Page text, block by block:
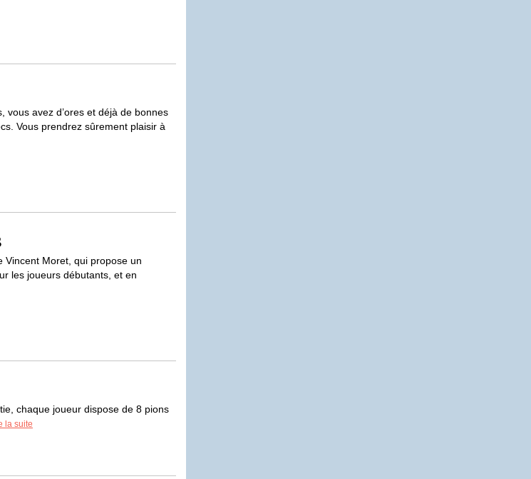
vous avez d’ores et déjà de bonnes
Vous prendrez sûrement plaisir à
Vincent Moret, qui propose un
les joueurs débutants, et en
chaque joueur dispose de 8 pions
la suite